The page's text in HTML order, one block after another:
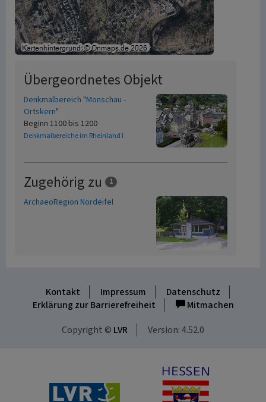
Übergeordnetes Objekt
Denkmalbereich "Monschau -
Ortskern"
Beginn 1100 bis 1200
Denkmalbereiche im Rheinland I
Zugehörig zu 1
ArchaeoRegion Nordeifel
Kontakt Impressum
Datenschutz
Erklärung zur Barrierefreiheit
Mitmachen
Copyright © LVR Version: 4.52.0